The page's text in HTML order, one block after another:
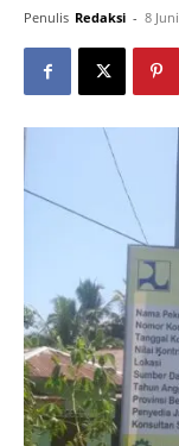
Penulis Redaksi - 8